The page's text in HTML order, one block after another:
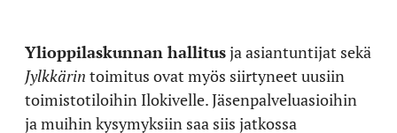
Ylioppilaskunnan hallitusja asiantuntijat sekä
Jylkkärin toimitus ovat myös siirtyneet uusiin
toimistotiloihin Ilokivelle. Jäsenpalveluasioihin
ja muihin kysymyksiin saa siis jatkossa